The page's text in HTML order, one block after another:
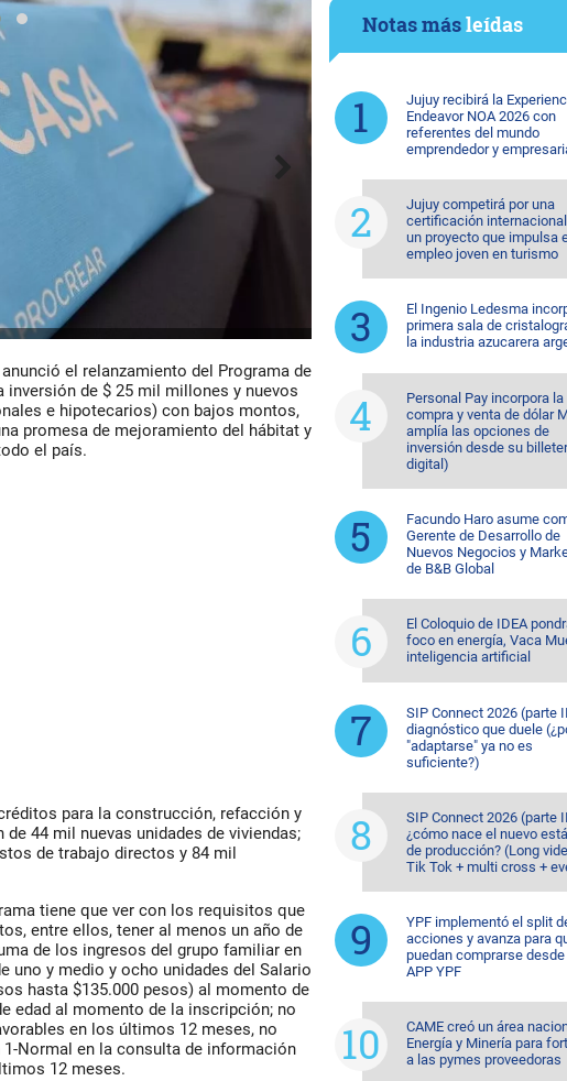
el relanzamiento del Programa de
inversión de $ 25 mil millones y nuevos
e hipotecarios) con bajos montos,
promesa de mejoramiento del hábitat y
el país.
para la construcción, refacción y
44 mil nuevas unidades de viviendas;
de trabajo directos y 84 mil
tiene que ver con los requisitos que
entre ellos, tener al menos un año de
de los ingresos del grupo familiar en
uno y medio y ocho unidades del Salario
hasta $135.000 pesos) al momento de
edad al momento de la inscripción; no
en los últimos 12 meses, no
Normal en la consulta de información
12 meses.
Notas másleídas
Jujuy recibirá la
Endeavor NOA 2026 con
referentes del mundo
emprendedor y
Jujuy competirá por una
certificación
un proyecto que impulsa
empleo joven en turismo
El Ingenio Ledesma
primera sala de
la industria azucarera
Personal Pay incorpora la
compra y venta de dólar
amplía las opciones de
inversión desde su
digital)
Facundo Haro asume
Gerente de Desarrollo de
Nuevos Negocios y
de B&B Global
El Coloquio de IDEA
foco en energía, Vaca
inteligencia artificial
SIP Connect 2026 (parte
diagnóstico que duele
"adaptarse" ya no es
suficiente?)
SIP Connect 2026 (parte
¿cómo nace el nuevo
de producción? (Long
Tik Tok + multi cross +
YPF implementó el split
acciones y avanza para
puedan comprarse desde
APP YPF
CAME creó un área
Energía y Minería para
a las pymes proveedoras